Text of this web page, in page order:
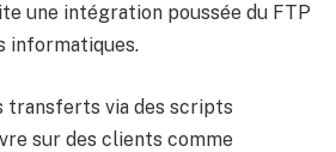
une intégration poussée du FTP
informatiques.
transferts via des scripts
sur des clients comme